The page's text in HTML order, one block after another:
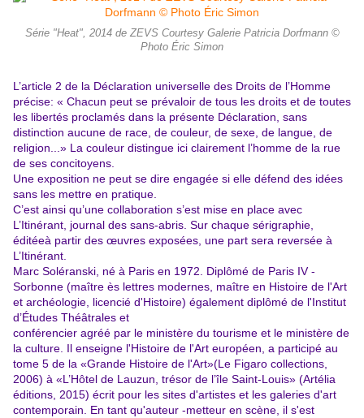
Série "Heat", 2014 de ZEVS Courtesy Galerie Patricia Dorfmann ©
Photo Éric Simon
L’article 2 de la Déclaration universelle des Droits de l’Homme
précise: « Chacun peut se prévaloir de tous les droits et de toutes
les libertés proclamés dans la présente Déclaration, sans
distinction aucune de race, de couleur, de sexe, de langue, de
religion...» La couleur distingue ici clairement l’homme de la rue
de ses concitoyens.
Une exposition ne peut se dire engagée si elle défend des idées
sans les mettre en pratique.
C’est ainsi qu’une collaboration s’est mise en place avec
L’Itinérant, journal des sans-abris. Sur chaque sérigraphie,
éditéeà partir des œuvres exposées, une part sera reversée à
L’Itinérant.
Marc Soléranski, né à Paris en 1972. Diplômé de Paris IV -
Sorbonne (maître ès lettres modernes, maître en Histoire de l'Art
et archéologie, licencié d'Histoire) également diplômé de l'Institut
d’Études Théâtrales et
conférencier agréé par le ministère du tourisme et le ministère de
la culture. Il enseigne l'Histoire de l'Art européen, a participé au
tome 5 de la «Grande Histoire de l'Art»(Le Figaro collections,
2006) à «L’Hôtel de Lauzun, trésor de l’île Saint-Louis» (Artélia
éditions, 2015) écrit pour les sites d'artistes et les galeries d'art
contemporain. En tant qu'auteur -metteur en scène, il s'est